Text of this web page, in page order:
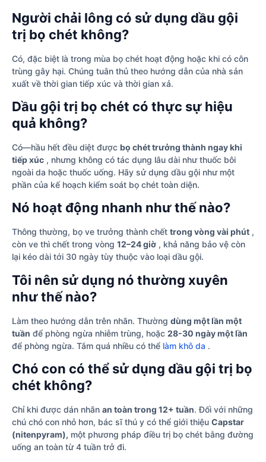
Người chải lông có sử dụng dầu gội
trị bọ chét không?
Có, đặc biệt là trong mùa bọ chét hoạt động hoặc khi có côn
trùng gây hại. Chúng tuân thủ theo hướng dẫn của nhà sản
xuất về thời gian tiếp xúc và thời gian xả.
Dầu gội trị bọ chét có thực sự hiệu
quả không?
Có—hầu hết đều diệt được bọ chét trưởng thành ngay khi
tiếp xúc , nhưng không có tác dụng lâu dài như thuốc bôi
ngoài da hoặc thuốc uống. Hãy sử dụng dầu gội như một
phần của kế hoạch kiểm soát bọ chét toàn diện.
Nó hoạt động nhanh như thế nào?
Thông thường, bọ ve trưởng thành chết trong vòng vài phút ,
còn ve thì chết trong vòng 12–24 giờ , khả năng bảo vệ còn
lại kéo dài tới 30 ngày tùy thuộc vào loại dầu gội.
Tôi nên sử dụng nó thường xuyên
như thế nào?
Làm theo hướng dẫn trên nhãn. Thường dùng một lần một
tuần để phòng ngừa nhiễm trùng, hoặc 28-30 ngày một lần
để phòng ngừa. Tắm quá nhiều có thể làm khô da .
Chó con có thể sử dụng dầu gội trị bọ
chét không?
Chỉ khi được dán nhãn an toàn trong 12+ tuần. Đối với những
chú chó con nhỏ hơn, bác sĩ thú y có thể giới thiệu Capstar
(nitenpyram), một phương pháp điều trị bọ chét bằng đường
uống an toàn từ 4 tuần trở đi.